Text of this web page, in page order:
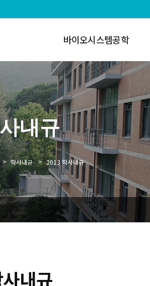
바이오시스템공학
내규
> 학사내규 > 2013 학사내규
내규